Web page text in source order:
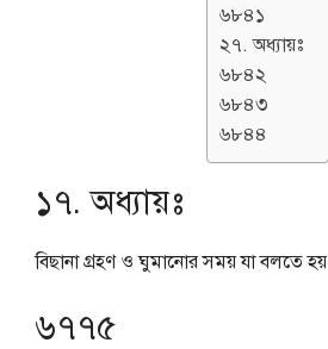
৬৮৪১
২৭. অধ্যায়ঃ
৬৮৪২
৬৮৪৩
৬৮৪৪
১৭. অধ্যায়ঃ
বিছানা গ্রহণ ও ঘুমানোর সময় যা বলতে হয়
৬৭৭৫